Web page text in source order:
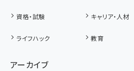
資格・試験 キャリア・人材
ライフハック
教育
アーカイブ